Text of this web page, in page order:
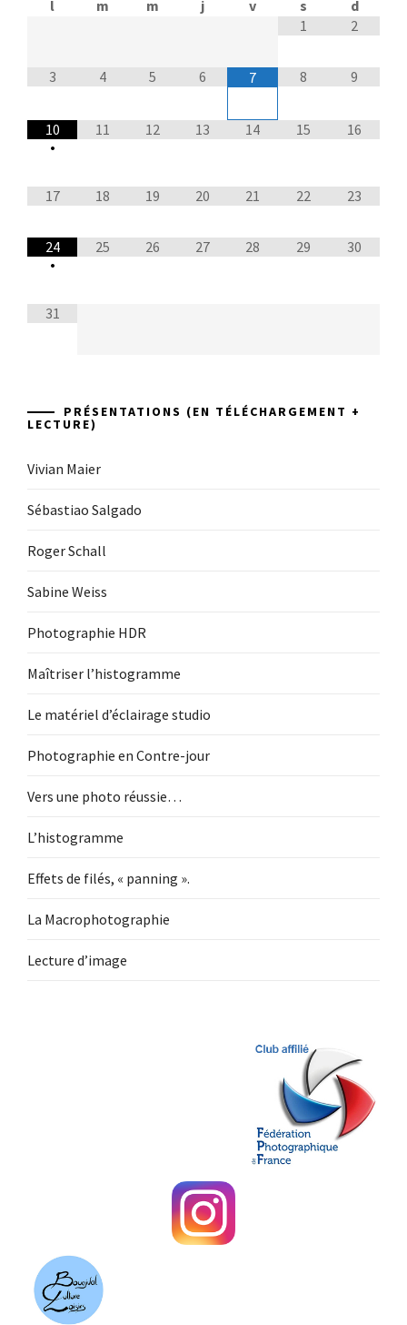
l m m j v s
d
1
2
3 4 5 6 7 8 9
10
•
11 12 13 14 15 16
17 18 19 20 21 22 23
24
•
25 26 27 28 29 30
31
PRÉSENTATIONS (EN TÉLÉCHARGEMENT +
LECTURE)
Vivian Maier
Sébastiao Salgado
Roger Schall
Sabine Weiss
Photographie HDR
Maîtriser l’histogramme
Le matériel d’éclairage studio
Photographie en Contre-jour
Vers une photo réussie…
L’histogramme
Effets de filés, « panning ».
La Macrophotographie
Lecture d’image